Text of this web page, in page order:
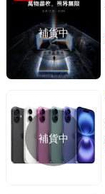
補貨中
補貨中